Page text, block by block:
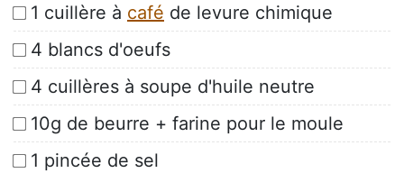
1 cuillère à café de levure chimique
4 blancs d'oeufs
4 cuillères à soupe d'huile neutre
10g de beurre + farine pour le moule
1 pincée de sel